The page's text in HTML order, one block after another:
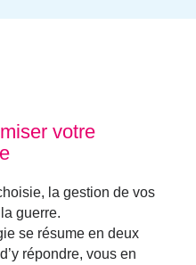
votre
la gestion de vos
guerre.
se résume en deux
répondre, vous en